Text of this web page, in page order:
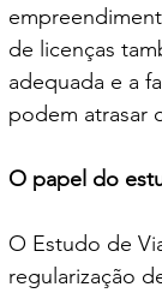
de licenças
adequada e a
podem atrasar
O papel do
O Estudo de
regularização